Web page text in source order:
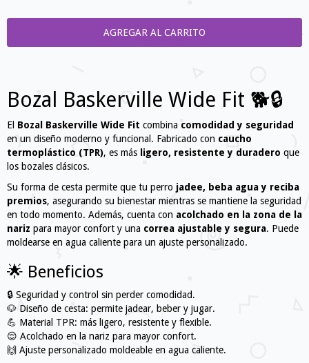
Bozal Baskerville Wide Fit 🐕🔒
El Bozal Baskerville Wide Fit combina comodidad y seguridad
en un diseño moderno y funcional. Fabricado con caucho
termoplástico (TPR), es más ligero, resistente y duradero que
los bozales clásicos.
Su forma de cesta permite que tu perro jadee, beba agua y reciba
premios, asegurando su bienestar mientras se mantiene la seguridad
en todo momento. Además, cuenta con acolchado en la zona de la
nariz para mayor confort y una correa ajustable y segura. Puede
moldearse en agua caliente para un ajuste personalizado.
🌟 Beneficios
🔒 Seguridad y control sin perder comodidad.
🐶 Diseño de cesta: permite jadear, beber y jugar.
💪 Material TPR: más ligero, resistente y flexible.
😌 Acolchado en la nariz para mayor confort.
🙌 Ajuste personalizado moldeable en agua caliente.